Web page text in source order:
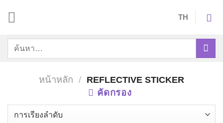
content
TH
ค้นหา:
หน้าหลัก / REFLECTIVE STICKER
คัดกรอง